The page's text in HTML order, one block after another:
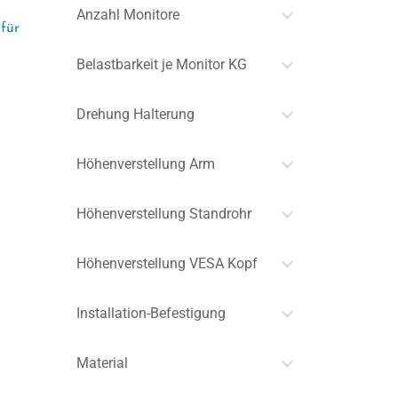
Anzahl Monitore
Belastbarkeit je Monitor KG
Drehung Halterung
Höhenverstellung Arm
Höhenverstellung Standrohr
Höhenverstellung VESA Kopf
Installation-Befestigung
Material